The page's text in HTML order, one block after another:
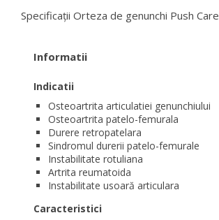
Specificații Orteza de genunchi Push Care
Informatii
Indicatii
Osteoartrita articulatiei genunchiului
Osteoartrita patelo-femurala
Durere retropatelara
Sindromul durerii patelo-femurale
Instabilitate rotuliana
Artrita reumatoida
Instabilitate usoară articulara
Caracteristici